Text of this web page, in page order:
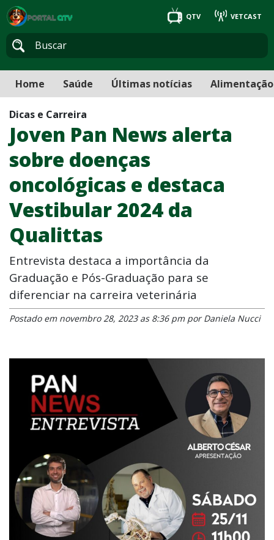
QTV VETCAST
Home Saúde Últimas notícias Alimentação
Dicas e Carreira
Joven Pan News alerta
sobre doenças
oncológicas e destaca
Vestibular 2024 da
Qualittas
Entrevista destaca a importância da
Graduação e Pós-Graduação para se
diferenciar na carreira veterinária
Postado em novembro 28, 2023 as 8:36 pm por Daniela Nucci